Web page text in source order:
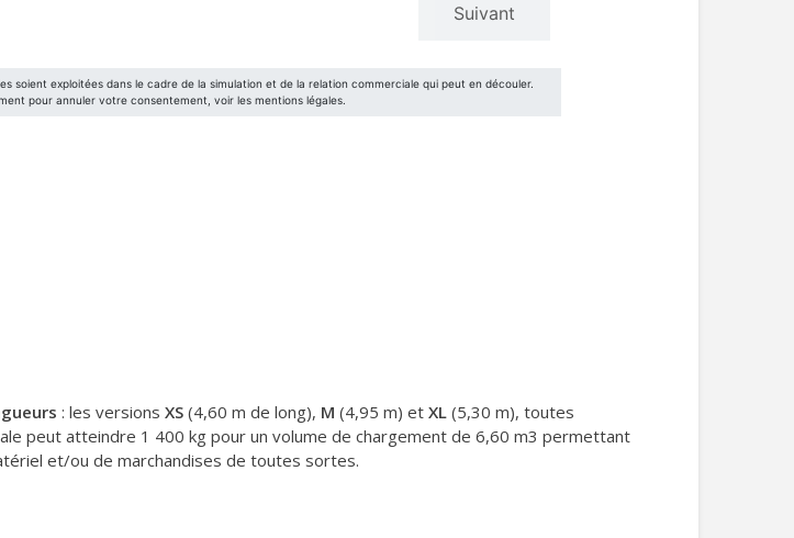
: les versions XS (4,60 m de long), M (4,95 m) et XL (5,30 m), toutes
peut atteindre 1 400 kg pour un volume de chargement de 6,60 m3 permettant
et/ou de marchandises de toutes sortes.